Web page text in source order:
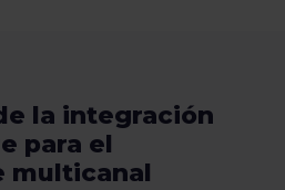
la integración
para el
multicanal